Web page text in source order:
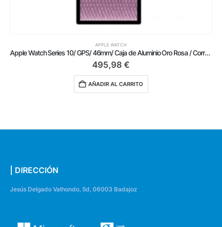
APPLE WATCH
Apple Watch Series 10/ GPS/ 46mm/ Caja de Aluminio Oro Rosa / Correa Loop Deportiva Ciruela
495,98 €
AÑADIR AL CARRITO
| DIRECCIÓN
Jesús Delgado Valhondo, 5d, 06003 Badajoz